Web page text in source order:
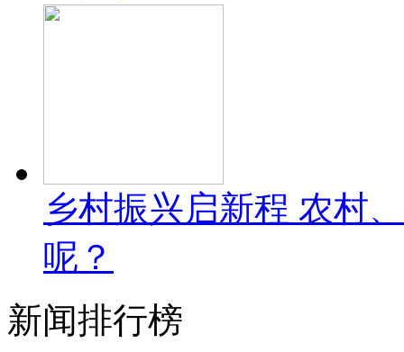
乡村振兴启新程 农村
呢？
新闻排行榜